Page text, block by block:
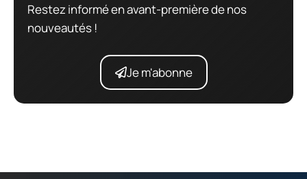
Restez informé en avant-première de nos
nouveautés !
Je m'abonne